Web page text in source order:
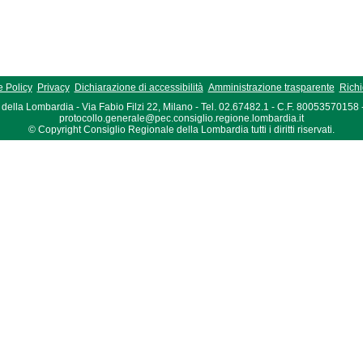
Policy Privacy Dichiarazione di accessibilità Amministrazione trasparente
Lombardia - Via Fabio Filzi 22, Milano - Tel. 02.67482.1 - C.F. 80053570158
protocollo.generale@pec.consiglio.regione.lombardia.it
© Copyright Consiglio Regionale della Lombardia tutti i diritti riservati.